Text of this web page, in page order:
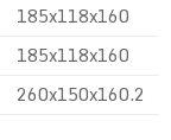
185x118x160
185x118x160
260x150x160.2